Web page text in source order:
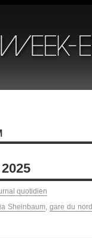
quotidien
Sheinbaum,gare du nord